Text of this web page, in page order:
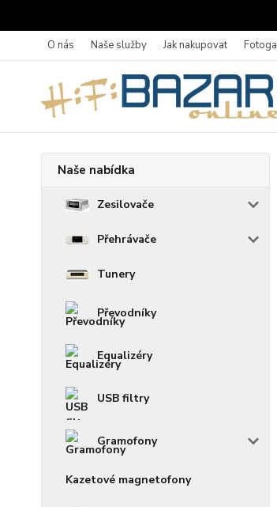
O nás Naše služby Jak nakupovat
Naše nabídka
Zesilovače
Přehrávače
Tunery
Převodníky
Equalizéry
USB filtry
Gramofony
Kazetové magnetofony